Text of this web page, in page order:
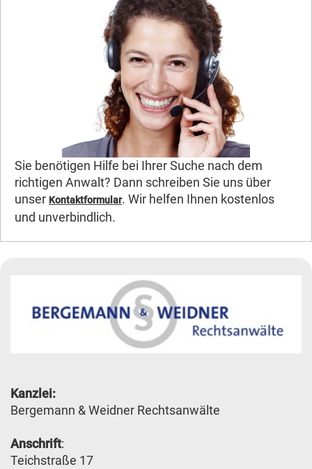
Sie benötigen Hilfe bei Ihrer Suche nach dem
richtigen Anwalt? Dann schreiben Sie uns über
unser Kontaktformular. Wir helfen Ihnen kostenlos
und unverbindlich.
Kanzlei:
Bergemann & Weidner Rechtsanwälte
Anschrift:
Teichstraße 17